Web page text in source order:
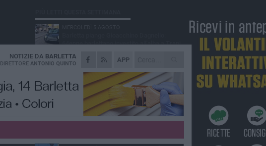
APP
NOTIZIE DA BARLETTA
DIRETTORE ANTONIO QUINTO
64enne barlettano investito all'alba a Trani
GIOVEDÌ 6 AGOSTO
Il ricordo di "Cecco", il benzinaio col
sorriso: «Contava i giorni che lo
separavano dalla pensione»
MERCOLEDÌ 5 AGOSTO
Jova Summer Party, giovedì mattina
sopralluogo nell'area dell'evento
DOMENICA 2 AGOSTO
Beni confiscati alla mafia. Nasce il servizio
VENERDÌ 31 LUGLIO